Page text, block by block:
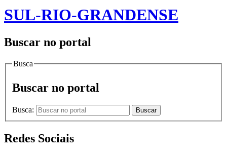
SUL-RIO-GRANDENSE
Buscar no portal
Busca
Buscar no portal
Busca: Buscar
Redes Sociais